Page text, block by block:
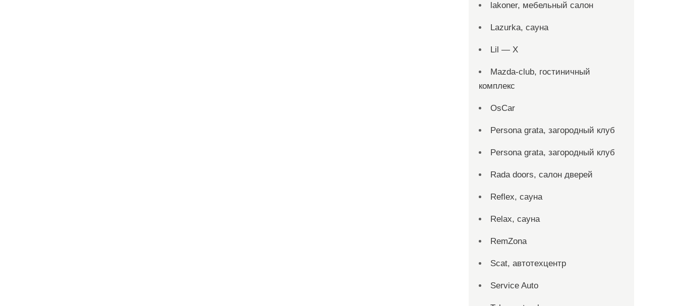
lakoner, мебельный салон
Lazurka, сауна
Lil — X
Mazda-club, гостиничный
комплекс
OsCar
Persona grata, загородный клуб
Persona grata, загородный клуб
Rada doors, салон дверей
Reflex, сауна
Relax, сауна
RemZona
Scat, автотехцентр
Service Auto